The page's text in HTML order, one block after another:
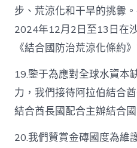
步、荒涼化和干旱的挑釁
2024年12月2日至13日在
《結合國防治荒涼化條約
19.鑒于為應對全球水資本
力，我們接待阿拉伯結合
結合酋長國配合主辦結合
20.我們贊賞金磚國度為維